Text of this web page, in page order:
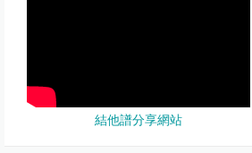
結他譜分享網站